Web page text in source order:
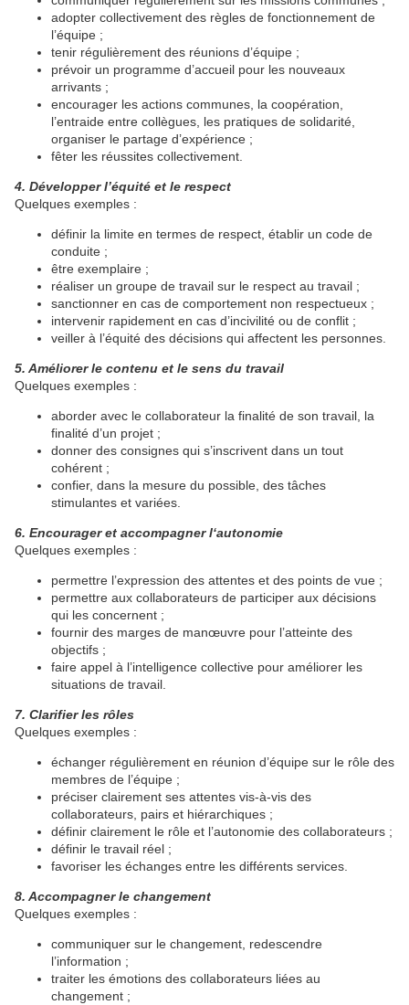
adopter collectivement des règles de fonctionnement de
l’équipe ;
tenir régulièrement des réunions d’équipe ;
prévoir un programme d’accueil pour les nouveaux
arrivants ;
encourager les actions communes, la coopération,
l’entraide entre collègues, les pratiques de solidarité,
organiser le partage d’expérience ;
fêter les réussites collectivement.
4. Développer l’équité et le respect
Quelques exemples :
définir la limite en termes de respect, établir un code de
conduite ;
être exemplaire ;
réaliser un groupe de travail sur le respect au travail ;
sanctionner en cas de comportement non respectueux ;
intervenir rapidement en cas d’incivilité ou de conflit ;
veiller à l’équité des décisions qui affectent les personnes.
5. Améliorer le contenu et le sens du travail
Quelques exemples :
aborder avec le collaborateur la finalité de son travail, la
finalité d’un projet ;
donner des consignes qui s’inscrivent dans un tout
cohérent ;
confier, dans la mesure du possible, des tâches
stimulantes et variées.
6. Encourager et accompagner l‘autonomie
Quelques exemples :
permettre l’expression des attentes et des points de vue ;
permettre aux collaborateurs de participer aux décisions
qui les concernent ;
fournir des marges de manœuvre pour l’atteinte des
objectifs ;
faire appel à l’intelligence collective pour améliorer les
situations de travail.
7. Clarifier les rôles
Quelques exemples :
échanger régulièrement en réunion d’équipe sur le rôle des
membres de l’équipe ;
préciser clairement ses attentes vis-à-vis des
collaborateurs, pairs et hiérarchiques ;
définir clairement le rôle et l’autonomie des collaborateurs ;
définir le travail réel ;
favoriser les échanges entre les différents services.
8. Accompagner le changement
Quelques exemples :
communiquer sur le changement, redescendre
l’information ;
traiter les émotions des collaborateurs liées au
changement ;